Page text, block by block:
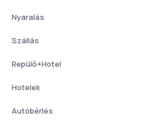
Nyaralás
Szállás
Repülő+Hotel
Hotelek
Autóbérlés